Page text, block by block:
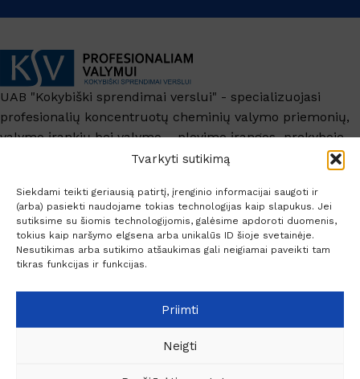
Tvarkyti sutikimą
Siekdami teikti geriausią patirtį, įrenginio informacijai saugoti ir
(arba) pasiekti naudojame tokias technologijas kaip slapukus. Jei
sutiksime su šiomis technologijomis, galėsime apdoroti duomenis,
tokius kaip naršymo elgsena arba unikalūs ID šioje svetainėje.
Nesutikimas arba sutikimo atšaukimas gali neigiamai paveikti tam
tikras funkcijas ir funkcijas.
Priimti
Neigti
UAB "Kokybiški sprendimai verslui" - specializuojasi
profesionalių koncentruotų cheminių valymo priemonių,
valymo įrankių bei valymo – plovimo įrangos prekyboje.
Naudinga
Paskyra
Socialiniai kontaktai
© 2026 Profesionaliam valymui.